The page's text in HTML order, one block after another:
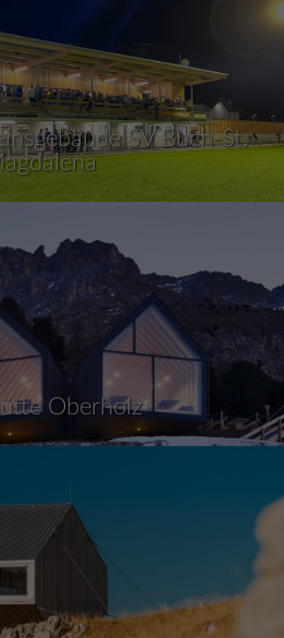
SV Buch-St.
Oberholz